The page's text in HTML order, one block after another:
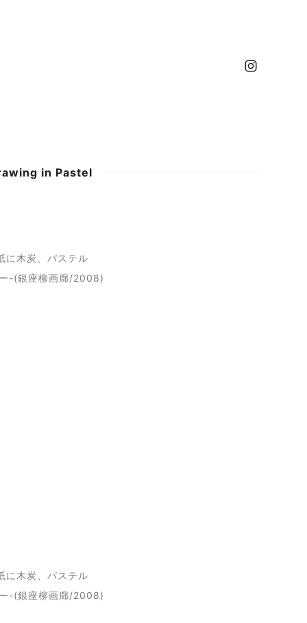
in Pastel
木炭、パステル
-(銀座柳画廊/2008)
木炭、パステル
-(銀座柳画廊/2008)